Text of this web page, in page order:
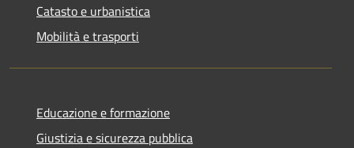
Catasto e urbanistica
Mobilità e trasporti
Educazione e formazione
Giustizia e sicurezza pubblica